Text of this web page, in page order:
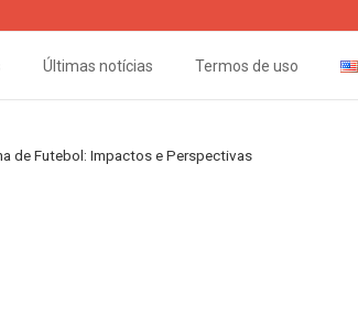
Últimas notícias Termos de uso
de Futebol: Impactos e Perspectivas